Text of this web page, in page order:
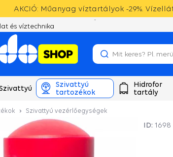
AKCIÓ: Műanyag víztartályok -29%.
és víztechnika
Szivattyú
tartozékok
Hidrofor
tartály
Szivattyú vezérlőegységek
ID: 1698